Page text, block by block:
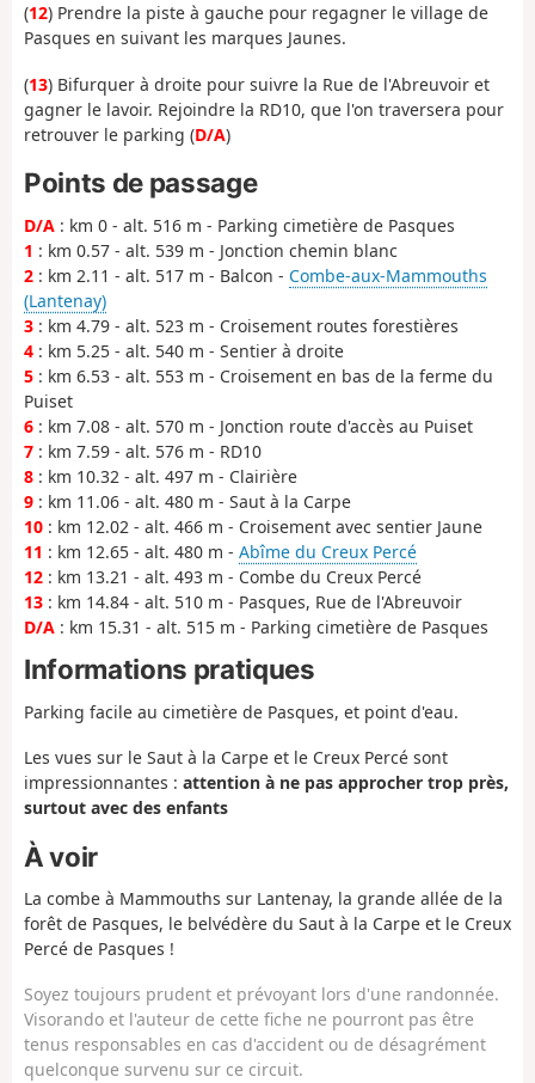
(12) Prendre la piste à gauche pour regagner le village de
Pasques en suivant les marques Jaunes.
(13) Bifurquer à droite pour suivre la Rue de l'Abreuvoir et
gagner le lavoir. Rejoindre la RD10, que l'on traversera pour
retrouver le parking (D/A)
Points de passage
D/A : km 0 - alt. 516 m - Parking cimetière de Pasques
1 : km 0.57 - alt. 539 m - Jonction chemin blanc
2 : km 2.11 - alt. 517 m - Balcon - Combe-aux-Mammouths
(Lantenay)
3 : km 4.79 - alt. 523 m - Croisement routes forestières
4 : km 5.25 - alt. 540 m - Sentier à droite
5 : km 6.53 - alt. 553 m - Croisement en bas de la ferme du
Puiset
6 : km 7.08 - alt. 570 m - Jonction route d'accès au Puiset
7 : km 7.59 - alt. 576 m - RD10
8 : km 10.32 - alt. 497 m - Clairière
9 : km 11.06 - alt. 480 m - Saut à la Carpe
10 : km 12.02 - alt. 466 m - Croisement avec sentier Jaune
11 : km 12.65 - alt. 480 m - Abîme du Creux Percé
12 : km 13.21 - alt. 493 m - Combe du Creux Percé
13 : km 14.84 - alt. 510 m - Pasques, Rue de l'Abreuvoir
D/A : km 15.31 - alt. 515 m - Parking cimetière de Pasques
Informations pratiques
Parking facile au cimetière de Pasques, et point d'eau.
Les vues sur le Saut à la Carpe et le Creux Percé sont
impressionnantes : attention à ne pas approcher trop près,
surtout avec des enfants
À voir
La combe à Mammouths sur Lantenay, la grande allée de la
forêt de Pasques, le belvédère du Saut à la Carpe et le Creux
Percé de Pasques !
Soyez toujours prudent et prévoyant lors d'une randonnée.
Visorando et l'auteur de cette fiche ne pourront pas être
tenus responsables en cas d'accident ou de désagrément
quelconque survenu sur ce circuit.